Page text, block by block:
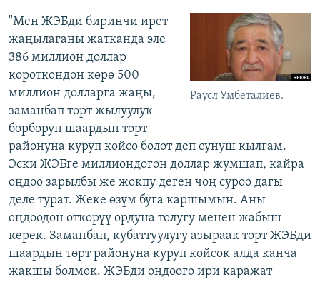
Раусл Умбеталиев.
"Мен ЖЭБди биринчи ирет
жаңылаганы жатканда эле
386 миллион доллар
короткондон көрө 500
миллион долларга жаңы,
заманбап төрт жылуулук
борборун шаардын төрт
районуна куруп койсо болот деп сунуш кылгам.
Эски ЖЭБге миллиондогон доллар жумшап, кайра
оңдоо зарылбы же жокпу деген чоң суроо дагы
деле турат. Жеке өзүм буга каршымын. Аны
оңдоодон өткөрүү ордуна толугу менен жабыш
керек. Заманбап, кубаттуулугу азыраак төрт ЖЭБди
шаардын төрт районуна куруп койсок алда канча
жакшы болмок. ЖЭБди оңдоого ири каражат